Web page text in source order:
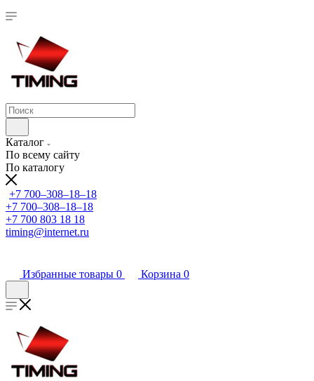
Каталог
По всему сайту
По каталогу
+7 700‒308‒18‒18
+7 700‒308‒18‒18
+7 700 803 18 18
timing@internet.ru
Избранные товары 0 Корзина 0